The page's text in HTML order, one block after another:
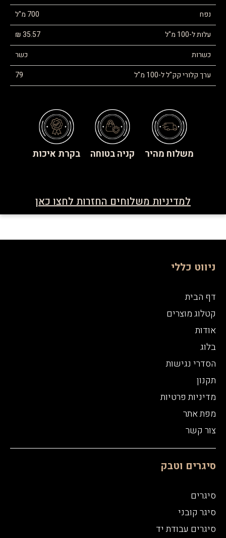
נפח
700 מ"ל
עלות ל-100 מ"ל
35.57 ₪
כשרות
כשר
ערך קלורי קק"ל ל-100 מ"ל
79
משלוח מהיר קניה בטוחה בקרת איכות
למדיניות משלוחים החזרות לחצו כאן
ניווט כללי
דף הבית
קטלוג מוצרים
אודות
בלוג
הסדרי נגישות
תקנון
מדיניות פרטיות
מפת אתר
צור קשר
סיגרים וטבק
סיגרים
סיגר קובני
סיגרים עבודת יד